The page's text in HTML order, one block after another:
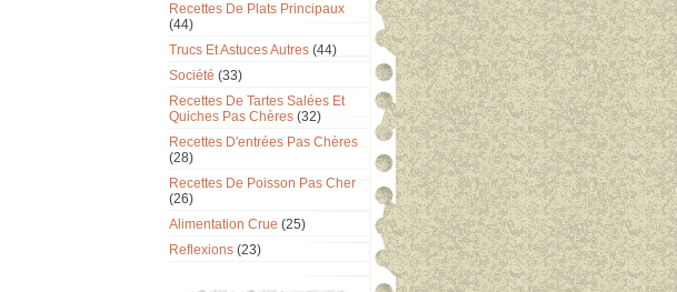
Recettes De Plats Principaux
(44)
Trucs Et Astuces Autres (44)
Société (33)
Recettes De Tartes Salées Et
Quiches Pas Chères (32)
Recettes D'entrées Pas Chères
(28)
Recettes De Poisson Pas Cher
(26)
Alimentation Crue (25)
Reflexions (23)